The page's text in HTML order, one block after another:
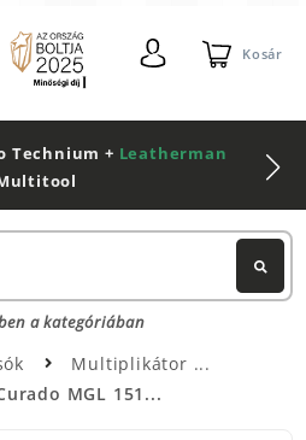
Kosár
Technium + Leatherman
a kategóriában
Multiplikátor
MGL 151...